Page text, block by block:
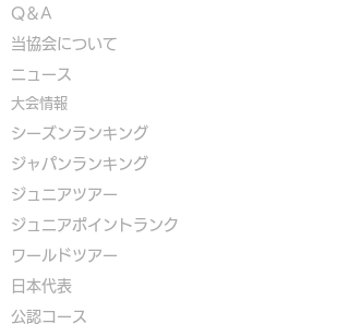
Q＆A
​当協会について
​ニュース
大会情報
シーズンランキング
ジャパンランキング
ジュニアツアー
ジュニアポイントランク
​ワールドツアー
​​日本代表
公認コース